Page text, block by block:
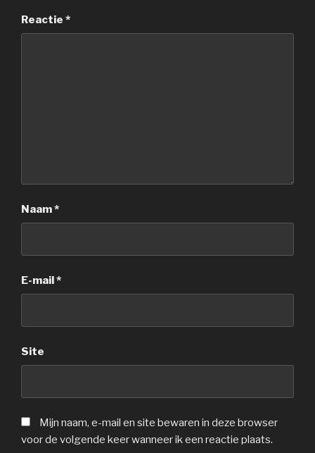
Reactie *
Naam*
E-mail*
Site
Mijn naam, e-mail en site bewaren in deze browser
voor de volgende keer wanneer ik een reactie plaats.